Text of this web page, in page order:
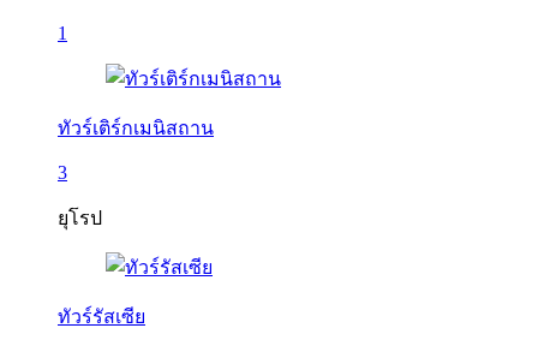
1
ทัวร์เติร์กเมนิสถาน
3
ยุโรป
ทัวร์รัสเซีย